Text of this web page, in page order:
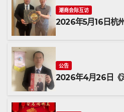
潮商会际互访
2026年5月16日杭
公告
2026年4月26日《